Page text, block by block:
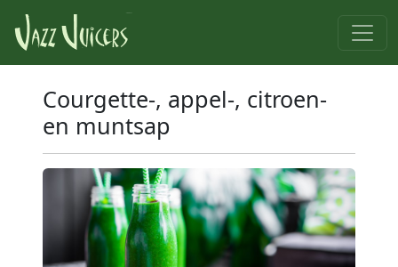
Courgette-, appel-, citroen-
en muntsap